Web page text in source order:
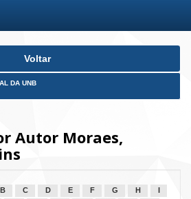
Voltar
DA UNB
Autor Moraes,
B C D E F G H